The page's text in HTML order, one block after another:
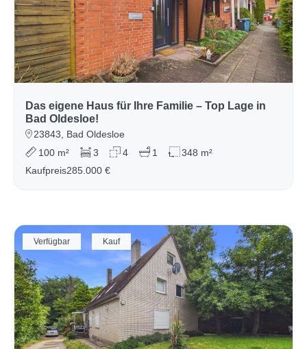
Das eigene Haus für Ihre Familie – Top Lage in
Bad Oldesloe!
23843, Bad Oldesloe
100 m²
3 4 1
348 m²
Kaufpreis285.000 €
Verfügbar Kauf